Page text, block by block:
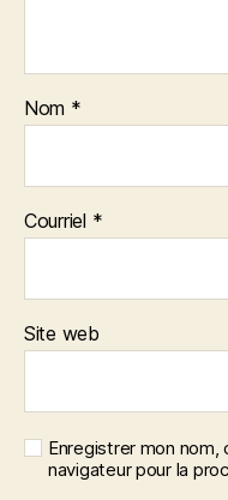
Nom *
Courriel *
Site web
Enregistrer mon
navigateur pour la